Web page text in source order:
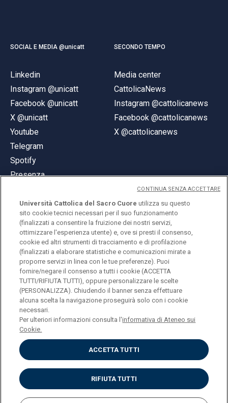
SOCIAL E MEDIA @unicatt
Linkedin
Instagram @unicatt
Facebook @unicatt
X @unicatt
Youtube
Telegram
Spotify
Presenza
SECONDO TEMPO
Media center
CattolicaNews
Instagram @cattolicanews
Facebook @cattolicanews
X @cattolicanews
© Università Cattolica del Sacro Cuore
Largo A. Gemelli 1, 20123 Milano
PI 02133120150
ENGLISH
Privacy
Accessibilità
Cookies
Impostazione Cookies
Università Cattolica del Sacro Cuore utilizza su questo
sito cookie tecnici necessari per il suo funzionamento
(finalizzati a consentire la fruizione dei nostri servizi,
ottimizzare l'esperienza utente) e, ove si presti il consenso,
cookie ed altri strumenti di tracciamento e di profilazione
(finalizzati a elaborare statistiche e comunicazioni mirate a
proporre servizi in linea con le tue preferenze). Puoi
fornire/negare il consenso a tutti i cookie (ACCETTA
TUTTI/RIFIUTA TUTTI), oppure personalizzare le scelte
(PERSONALIZZA). Chiudendo il banner senza effettuare
alcuna scelta la navigazione proseguirà solo con i cookie
necessari.
Per ulteriori informazioni consulta l'informativa di Ateneo sui
Cookie.
ACCETTA TUTTI
RIFIUTA TUTTI
CONTINUA SENZA ACCETTARE